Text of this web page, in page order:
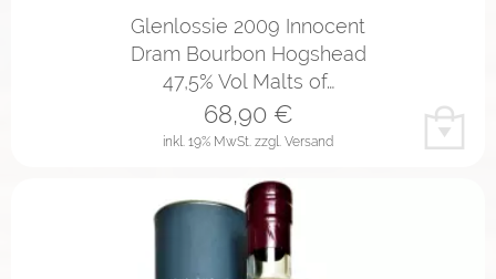
Glenlossie 2009 Innocent
Dram Bourbon Hogshead
47,5% Vol Malts of…
inkl. 19% MwSt. zzgl. Versand
68,90€